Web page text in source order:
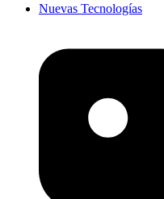
Nuevas Tecnologías